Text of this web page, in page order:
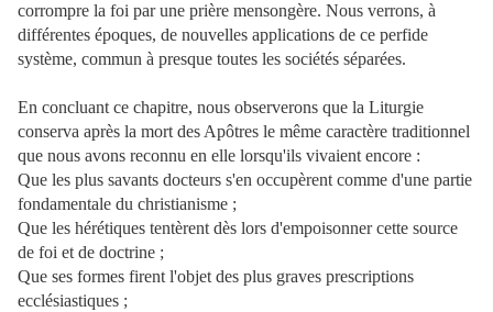
corrompre la foi par une prière mensongère. Nous verrons, à
différentes époques, de nouvelles applications de ce perfide
système, commun à presque toutes les sociétés séparées.
En concluant ce chapitre, nous observerons que la Liturgie
conserva après la mort des Apôtres le même caractère traditionnel
que nous avons reconnu en elle lorsqu'ils vivaient encore :
Que les plus savants docteurs s'en occupèrent comme d'une partie
fondamentale du christianisme ;
Que les hérétiques tentèrent dès lors d'empoisonner cette source
de foi et de doctrine ;
Que ses formes firent l'objet des plus graves prescriptions
ecclésiastiques ;